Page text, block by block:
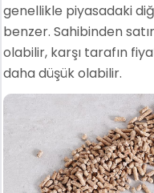
genellikle piyasadaki
benzer. Sahibinden
olabilir, karşı tarafın
daha düşük olabilir.